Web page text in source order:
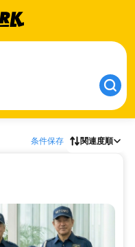
条件保存 関連度順